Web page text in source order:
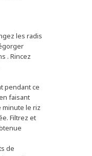
les radis
. Rincez
pendant ce
faisant
le riz
Filtrez et
de